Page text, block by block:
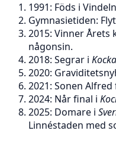
1991: Föds i
Gymnasietiden:
2015: Vinner Årets
någonsin.
2018: Segrar i
2020:
2021: Sonen Alfred
2024: Når final i
2025: Domare i
Linnéstaden med